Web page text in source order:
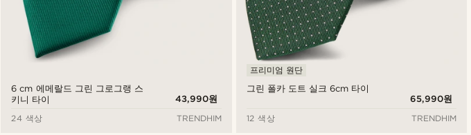
6 cm 에메랄드 그린 그로그랭 스
키니 타이
43,990원
24 색상
TRENDHIM
그린 폴카 도트 실크 6cm 타이
프리미엄 원단
65,990원
12 색상
TRENDHIM